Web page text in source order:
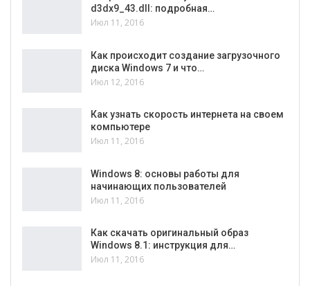
d3dx9_43.dll: подробная…
Июл 11, 2016
Как происходит создание загрузочного
диска Windows 7 и что…
Июл 12, 2016
Как узнать скорость интернета на своем
компьютере
Июл 11, 2016
Windows 8: основы работы для
начинающих пользователей
Июл 11, 2016
Как скачать оригинальный образ
Windows 8.1: инструкция для…
Июл 11, 2016